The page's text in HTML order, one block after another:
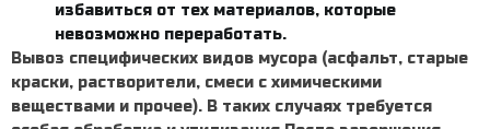
избавиться от тех материалов, которые
невозможно переработать.
Вывоз специфических видов мусора (асфальт, старые
краски, растворители, смеси с химическими
веществами и прочее). В таких случаях требуется